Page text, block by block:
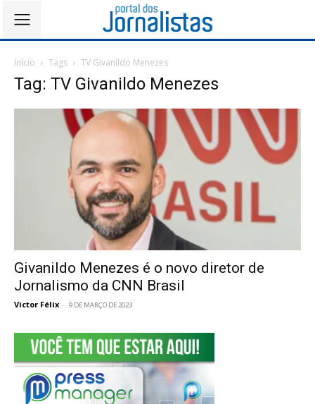
Início Tags TV Givanildo Menezes
Tag: TV Givanildo Menezes
Givanildo Menezes é o novo diretor de
Jornalismo da CNN Brasil
Victor Félix - 9 DE MARÇO DE 2023